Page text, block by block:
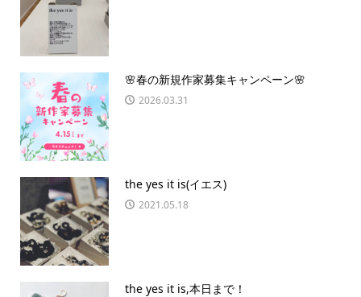
🌸春の新規作家募集キャンペーン🌸
2026.03.31
the yes it is(イエス)
2021.05.18
the yes it is,本日まで！